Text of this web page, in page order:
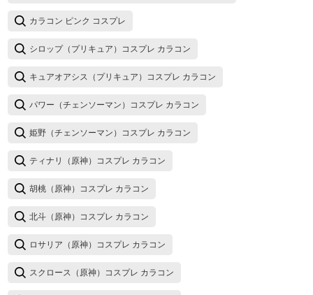
カラコン ピンク コスプレ
シロップ（プリキュア）コスプレ カラコン
キュアオアシス（プリキュア）コスプレ カラコン
パワー（チェンソーマン）コスプレ カラコン
姫野（チェンソーマン）コスプレ カラコン
ティナリ（原神）コスプレ カラコン
胡桃（原神）コスプレ カラコン
北斗（原神）コスプレ カラコン
ロサリア（原神）コスプレ カラコン
スクロース（原神）コスプレ カラコン